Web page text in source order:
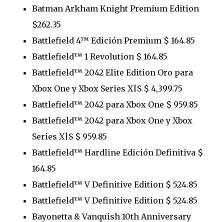
Batman Arkham Knight Premium Edition
$262.35
Battlefield 4™ Edición Premium $ 164.85
Battlefield™ 1 Revolution $ 164.85
Battlefield™ 2042 Elite Edition Oro para
Xbox One y Xbox Series X|S $ 4,399.75
Battlefield™ 2042 para Xbox One $ 959.85
Battlefield™ 2042 para Xbox One y Xbox
Series X|S $ 959.85
Battlefield™ Hardline Edición Definitiva $
164.85
Battlefield™ V Definitive Edition $ 524.85
Battlefield™ V Definitive Edition $ 524.85
Bayonetta & Vanquish 10th Anniversary